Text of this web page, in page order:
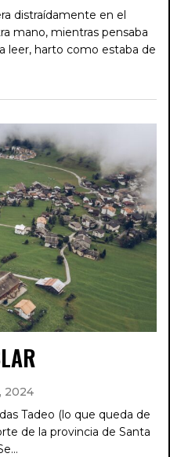
distraídamente en el
mano, mientras pensaba
leer, harto como estaba de
2024
Tadeo (lo que queda de
de la provincia de Santa